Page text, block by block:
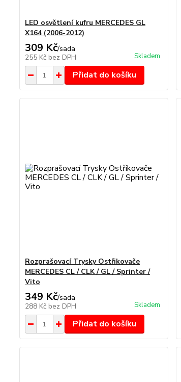
LED osvětlení kufru MERCEDES GL
X164 (2006-2012)
309 Kč/sada
255 Kč bez DPH Skladem
Přidat do košíku
Rozprašovací Trysky Ostřikovače
MERCEDES CL / CLK / GL / Sprinter /
Vito
349 Kč/sada
288 Kč bez DPH Skladem
Přidat do košíku